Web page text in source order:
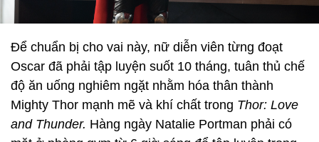
Để chuẩn bị cho vai này, nữ diễn viên từng đoạt
Oscar đã phải tập luyện suốt 10 tháng, tuân thủ chế
độ ăn uống nghiêm ngặt nhằm hóa thân thành
Mighty Thor mạnh mẽ và khí chất trong Thor: Love
and Thunder. Hàng ngày Natalie Portman phải có